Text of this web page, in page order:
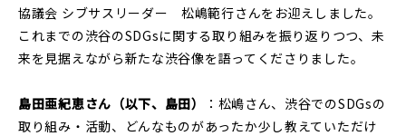
協議会 シブサスリーダー 松嶋範⾏さんをお迎えしました。
これまでの渋谷のSDGsに関する取り組みを振り返りつつ、未
来を見据えながら新たな渋谷像を語ってくださりました。
島田亜紀恵さん（以下、島田）
：松嶋さん、渋谷でのSDGsの
取り組み・活動、どんなものがあったか少し教えていただけ